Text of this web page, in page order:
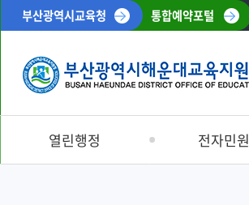
부산광역시교육청 통합예약포털
열린행정 전자민원